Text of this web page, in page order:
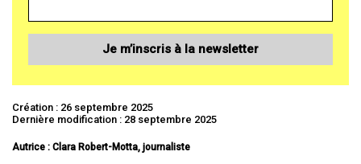
Je m’inscris à la newsletter
Création : 26 septembre 2025
Dernière modification : 28 septembre 2025
Autrice : Clara Robert-Motta, journaliste